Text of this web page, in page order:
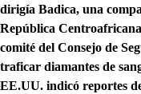
dirigía Badica, una
República
comité del Consejo de
traficar diamantes de
EE.UU. indicó reportes